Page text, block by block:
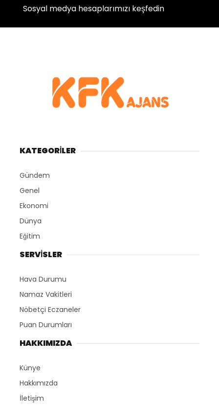
Sosyal medya hesaplarımızı keşfedin
KATEGORİLER
Gündem
Genel
Ekonomi
Dünya
Eğitim
SERVİSLER
Hava Durumu
Namaz Vakitleri
Nöbetçi Eczaneler
Puan Durumları
HAKKIMIZDA
Künye
Hakkımızda
İletişim